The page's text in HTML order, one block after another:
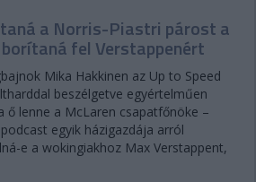
a Norris-Piastri párost a
fel Verstappenért
Mika Hakkinen az Up to Speed
beszélgetve egyértelműen
lenne a McLaren csapatfőnöke –
egyik házigazdája arról
e a wokingiakhoz Max Verstappent,